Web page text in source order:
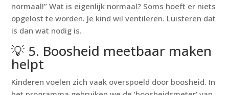
normaal!” Wat is eigenlijk normaal? Soms hoeft er niets
opgelost te worden. Je kind wil ventileren. Luisteren dat
is dan wat nodig is.
💡 5. Boosheid meetbaar maken
helpt
Kinderen voelen zich vaak overspoeld door boosheid. In